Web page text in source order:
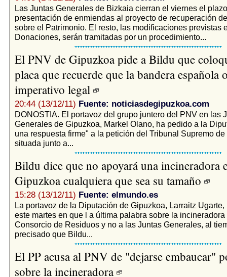
Las Juntas Generales de Bizkaia cierran el viernes el
presentación de enmiendas al proyecto de recuperación
sobre el Patrimonio. El resto, las modificaciones previstas
Donaciones, serán tramitadas por un procedimiento...
El PNV de Gipuzkoa pide a Bildu que
placa que recuerde que la bandera española
imperativo legal
20:44 (13/12/11) Fuente: noticiasdegipuzkoa.com
DONOSTIA. El portavoz del grupo juntero del PNV en las
Generales de Gipuzkoa, Markel Olano, ha pedido a la
una respuesta firme" a la petición del Tribunal Supremo
situada junto a...
Bildu dice que no apoyará una incineradora
Gipuzkoa cualquiera que sea su tamaño
15:28 (13/12/11) Fuente: elmundo.es
La portavoz de la Diputación de Gipuzkoa, Larraitz
este martes en que l a última palabra sobre la
Consorcio de Residuos y no a las Juntas Generales, al
precisado que Bildu...
El PP acusa al PNV de "dejarse embaucar"
sobre la incineradora